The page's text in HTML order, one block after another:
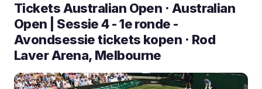
Tickets Australian Open · Australian
Open | Sessie 4 - 1e ronde -
Avondsessie tickets kopen · Rod
Laver Arena, Melbourne